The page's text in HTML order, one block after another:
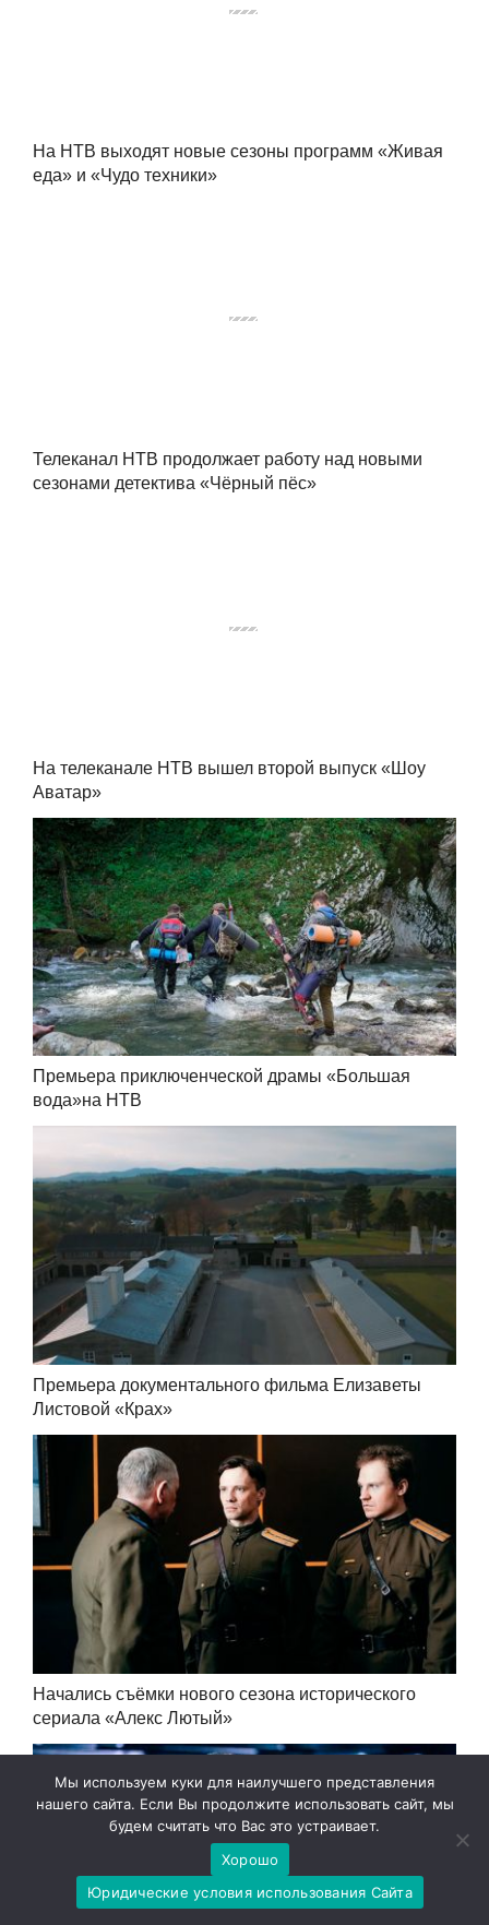
На НТВ выходят новые сезоны программ «Живая
еда» и «Чудо техники»
Телеканал НТВ продолжает работу над новыми
сезонами детектива «Чёрный пёс»
На телеканале НТВ вышел второй выпуск «Шоу
Аватар»
Премьера приключенческой драмы «Большая
вода»на НТВ
Премьера документального фильма Елизаветы
Листовой «Крах»
Начались съёмки нового сезона исторического
сериала «Алекс Лютый»
Мы используем куки для наилучшего представления
нашего сайта. Если Вы продолжите использовать сайт, мы
будем считать что Вас это устраивает.
Хорошо
Юридические условия использования Сайта